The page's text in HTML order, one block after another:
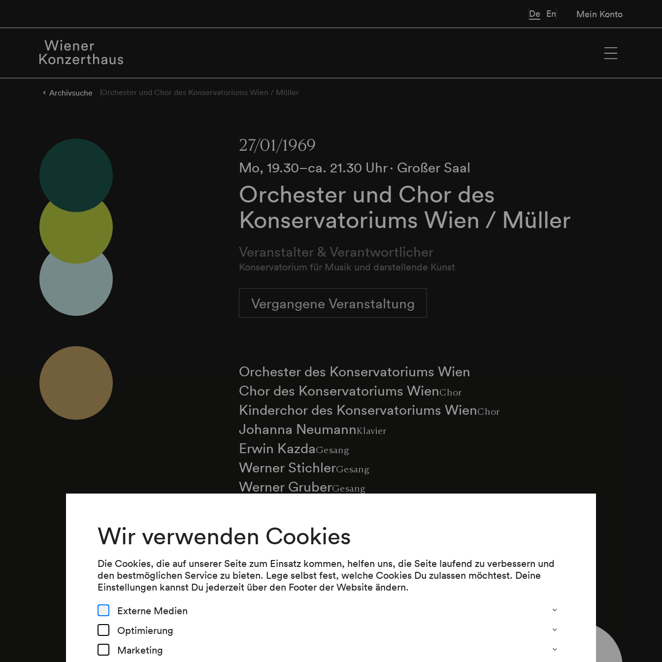
Wir verwenden Cookies
Die Cookies, die auf unserer Seite zum Einsatz kommen, helfen uns, die Seite laufend zu verbessern und
den bestmöglichen Service zu bieten. Lege selbst fest, welche Cookies Du zulassen möchtest. Deine
Einstellungen kannst Du jederzeit über den Footer der Website ändern.
Externe Medien
Optimierung
Marketing
De En Mein Konto
Archivsuche Orchester und Chor des Konservatoriums Wien / Müller
27/01/1969
Mo, 19.30–ca. 21.30 Uhr∙ Großer Saal
Orchester und Chor des
Konservatoriums Wien / Müller
Veranstalter & Verantwortlicher
Konservatorium für Musik und darstellende Kunst
Vergangene Veranstaltung
Orchester des Konservatoriums Wien
Chor des Konservatoriums WienChor
Kinderchor des Konservatoriums WienChor
Johanna NeumannKlavier
Erwin KazdaGesang
Werner StichlerGesang
Werner GruberGesang
Akiko Katsumoto
Hermann SchärfBass
Otto ProbstKlavier
Seiki HaidaKlavier
Mehr anzeigen